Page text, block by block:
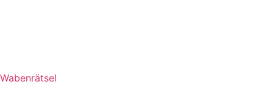
Wabenrätsel